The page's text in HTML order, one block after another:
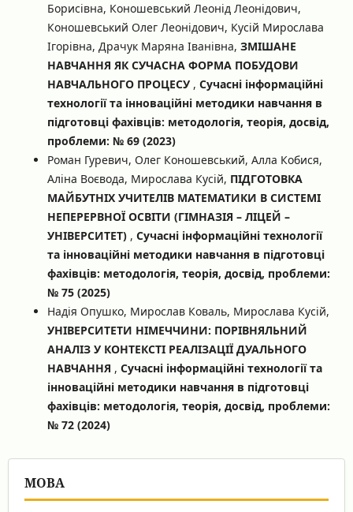
Борисівна, Коношевський Леонід Леонідович,
Коношевський Олег Леонідович, Кусій Мирослава
Ігорівна, Драчук Маряна Іванівна, ЗМІШАНЕ
НАВЧАННЯ ЯК СУЧАСНА ФОРМА ПОБУДОВИ
НАВЧАЛЬНОГО ПРОЦЕСУ , Сучасні інформаційні
технології та інноваційні методики навчання в
підготовці фахівців: методологія, теорія, досвід,
проблеми: № 69 (2023)
Роман Гуревич, Олег Коношевський, Алла Кобися,
Аліна Воєвода, Мирослава Кусій, ПІДГОТОВКА
МАЙБУТНІХ УЧИТЕЛІВ МАТЕМАТИКИ В СИСТЕМІ
НЕПЕРЕРВНОЇ ОСВІТИ (ГІМНАЗІЯ – ЛІЦЕЙ –
УНІВЕРСИТЕТ) , Сучасні інформаційні технології
та інноваційні методики навчання в підготовці
фахівців: методологія, теорія, досвід, проблеми:
№ 75 (2025)
Надія Опушко, Мирослав Коваль, Мирослава Кусій,
УНІВЕРСИТЕТИ НІМЕЧЧИНИ: ПОРІВНЯЛЬНИЙ
АНАЛІЗ У КОНТЕКСТІ РЕАЛІЗАЦІЇ ДУАЛЬНОГО
НАВЧАННЯ , Сучасні інформаційні технології та
інноваційні методики навчання в підготовці
фахівців: методологія, теорія, досвід, проблеми:
№ 72 (2024)
МОВА